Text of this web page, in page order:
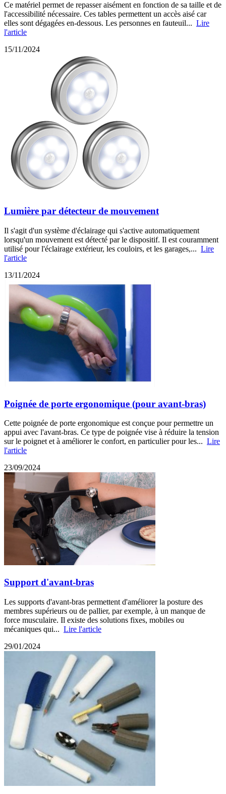
Ce matériel permet de repasser aisément en fonction de sa taille et de
l'accessibilité nécessaire. Ces tables permettent un accès aisé car
elles sont dégagées en-dessous. Les personnes en fauteuil... Lire
l'article
15/11/2024
Lumière par détecteur de mouvement
Il s'agit d'un système d'éclairage qui s'active automatiquement
lorsqu'un mouvement est détecté par le dispositif. Il est couramment
utilisé pour l'éclairage extérieur, les couloirs, et les garages,... Lire
l'article
13/11/2024
Poignée de porte ergonomique (pour avant-bras)
Cette poignée de porte ergonomique est conçue pour permettre un
appui avec l'avant-bras. Ce type de poignée vise à réduire la tension
sur le poignet et à améliorer le confort, en particulier pour les... Lire
l'article
23/09/2024
Support d'avant-bras
Les supports d'avant-bras permettent d'améliorer la posture des
membres supérieurs ou de pallier, par exemple, à un manque de
force musculaire. Il existe des solutions fixes, mobiles ou
mécaniques qui... Lire l'article
29/01/2024